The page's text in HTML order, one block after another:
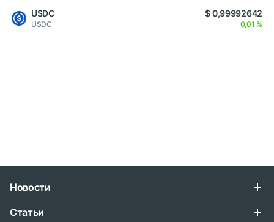
USDC
USDC
$ 0,99992642
0,01 %
Новости
Статьи